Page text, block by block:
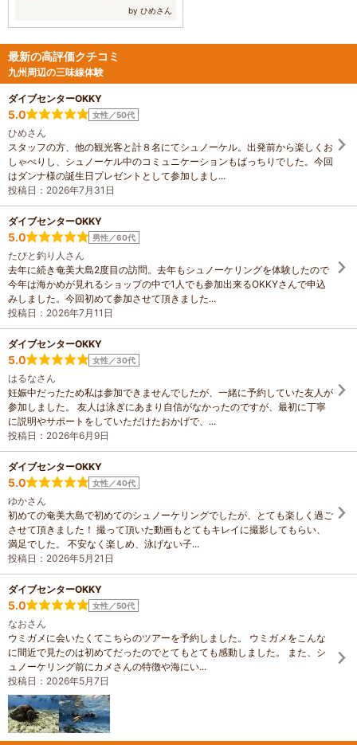
にサポートします。初めての方やお
きる1組限定制のツアーが好評で、思
い出に残る水中写真や動画も無料で
プレゼントしています。ダイブセン
リング、体験ダイビング、ファンダ
イビングを中心に、奄美大島の海を
満喫できる多彩なマリンアクティビ
ティを提供しています。安全第一の
ガイド体制のもと、レベルや目的に
応じたコース設計を行い、初心者か
ら経験者まで幅広く対応。シュノー
ケリング器材レンタル、撮影サービ
ス、海況に合わせたスポット選定な
ど、快適な海遊びをサポートするサ
ービスを完備しています。【1】ウミ
ガメシュノーケリング体験 透明度抜
群の海でウミガメと出会える人気ツ
アー。初心者でも安心の丁寧サポー
トで、水中写真・動画もプレゼン
ト。 【2】ファミリー貸切シュノーケ
貸切プラン。家族だけで安心して楽
しめ、思い出の写真・動画も無料で
お渡しします。 【3】1組限定・完全
貸切シュノーケリング カップルや友
人同士に人気の完全貸切ツアー。自
分たちのペースで海を満喫でき、空
撮･水中動画付きの特別プラン。
コミュニケーションもばっちりでし
た高校生の娘も大喜びでよい経験と
なったようです。私も念願のウミガ
メとのシュノーケルが叶い、本当に
素敵な時間となりました。ありがと
うございました。
by ひめさん
最新の高評価クチコミ
九州周辺の三味線体験
ダイブセンターOKKY
5.0 女性／50代
ひめさん
スタッフの方、他の観光客と計８名にてシュノーケル。出発前から楽しくお
しゃべりし、シュノーケル中のコミュニケーションもばっちりでした。今回
はダンナ様の誕生日プレゼントとして参加しまし...
投稿日：2026年7月31日
ダイブセンターOKKY
5.0 男性／60代
たびと釣り人さん
去年に続き奄美大島2度目の訪問。去年もシュノーケリングを体験したので
今年は海かめが見れるショップの中で1人でも参加出来るOKKYさんで申込
みしました。今回初めて参加させて頂きました...
投稿日：2026年7月11日
ダイブセンターOKKY
5.0 女性／30代
はるなさん
妊娠中だったため私は参加できませんでしたが、一緒に予約していた友人が
参加しました。 友人は泳ぎにあまり自信がなかったのですが、最初に丁寧
に説明やサポートをしていただけたおかげで、...
投稿日：2026年6月9日
ダイブセンターOKKY
5.0 女性／40代
ゆかさん
初めての奄美大島で初めてのシュノーケリングでしたが、とても楽しく過ご
させて頂きました！ 撮って頂いた動画もとてもキレイに撮影してもらい、
満足でした。 不安なく楽しめ、泳げない子...
投稿日：2026年5月21日
ダイブセンターOKKY
5.0 女性／50代
なおさん
ウミガメに会いたくてこちらのツアーを予約しました。 ウミガメをこんな
に間近で見たのは初めてだったのでとてもとても感動しました。 また、シ
ュノーケリング前にカメさんの特徴や海にい...
投稿日：2026年5月7日